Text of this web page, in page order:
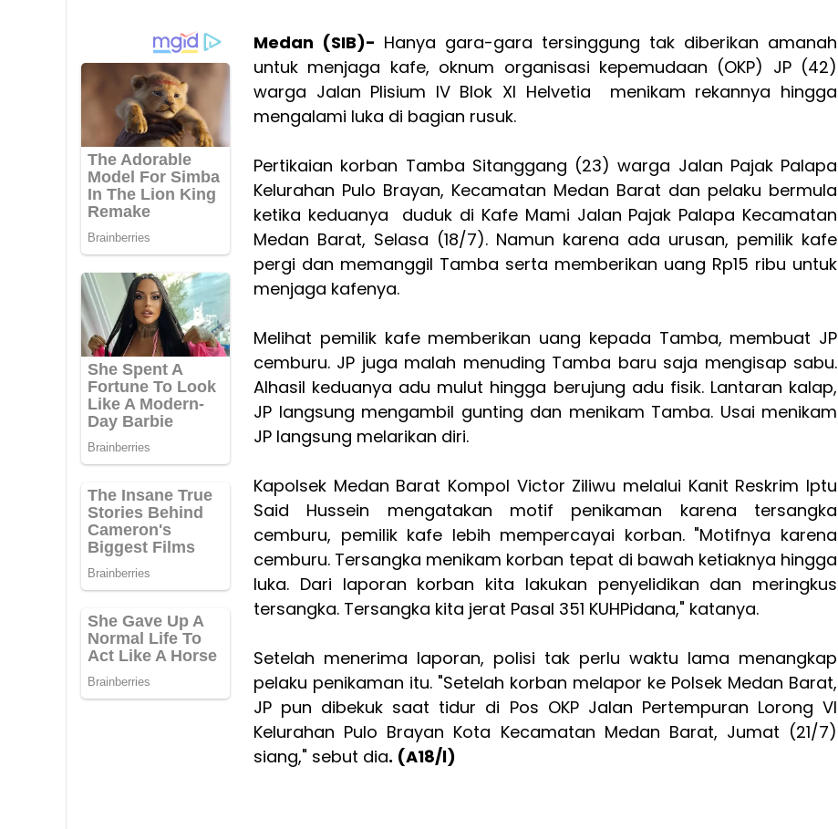
Medan (SIB)- Hanya gara-gara tersinggung tak diberikan amanah
untuk menjaga kafe, oknum organisasi kepemudaan (OKP) JP (42)
warga Jalan Plisium IV Blok XI Helvetia menikam rekannya hingga
mengalami luka di bagian rusuk.
Pertikaian korban Tamba Sitanggang (23) warga Jalan Pajak Palapa
Kelurahan Pulo Brayan, Kecamatan Medan Barat dan pelaku bermula
ketika keduanya duduk di Kafe Mami Jalan Pajak Palapa Kecamatan
Medan Barat, Selasa (18/7). Namun karena ada urusan, pemilik kafe
pergi dan memanggil Tamba serta memberikan uang Rp15 ribu untuk
menjaga kafenya.
Melihat pemilik kafe memberikan uang kepada Tamba, membuat JP
cemburu. JP juga malah menuding Tamba baru saja mengisap sabu.
Alhasil keduanya adu mulut hingga berujung adu fisik. Lantaran kalap,
JP langsung mengambil gunting dan menikam Tamba. Usai menikam
JP langsung melarikan diri.
Kapolsek Medan Barat Kompol Victor Ziliwu melalui Kanit Reskrim Iptu
Said Hussein mengatakan motif penikaman karena tersangka
cemburu, pemilik kafe lebih mempercayai korban. "Motifnya karena
cemburu. Tersangka menikam korban tepat di bawah ketiaknya hingga
luka. Dari laporan korban kita lakukan penyelidikan dan meringkus
tersangka. Tersangka kita jerat Pasal 351 KUHPidana," katanya.
Setelah menerima laporan, polisi tak perlu waktu lama menangkap
pelaku penikaman itu. "Setelah korban melapor ke Polsek Medan Barat,
JP pun dibekuk saat tidur di Pos OKP Jalan Pertempuran Lorong VI
Kelurahan Pulo Brayan Kota Kecamatan Medan Barat, Jumat (21/7)
siang," sebut dia. (A18/l)